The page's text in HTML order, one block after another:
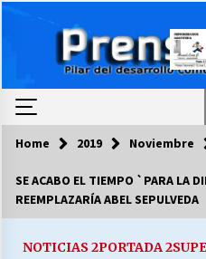
COLUMNISTA
03/08/2026
Home 2019 Noviembre
SE ACABO EL TIEMPO `PARA LA
REEMPLAZARÍA ABEL SEPULVEDA
NOTICIAS 2PORTADA 2